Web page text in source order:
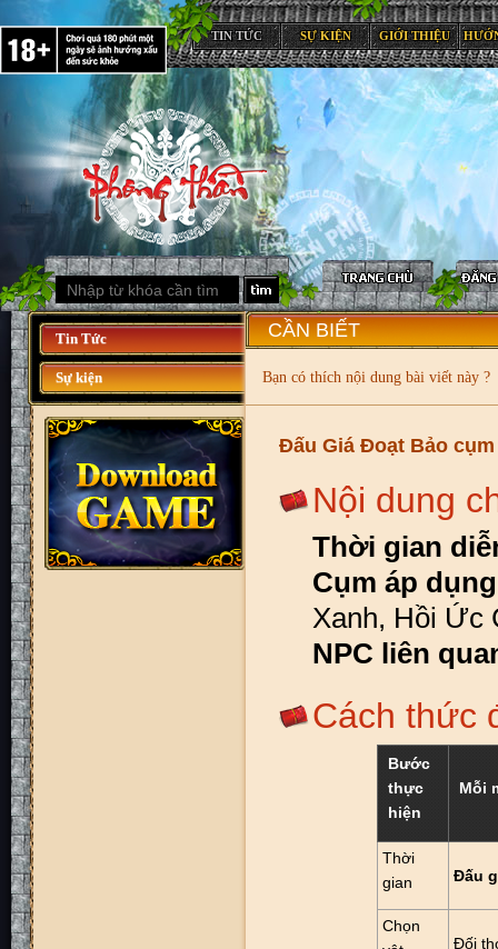
TIN TỨC SỰ KIỆN GIỚI THIỆU
Tin Tức
Sự kiện
CẦN BIẾT
Bạn có thích nội dung bài viết này ?
Đấu Giá Đoạt Bảo
Nội dung
Thời gian
Cụm áp dụng
Xanh, Hồi Ức
NPC liên
Cách thức
Bước
thực
hiện
Mỗi
Thời
gian
Đấu
Chọn
Đối